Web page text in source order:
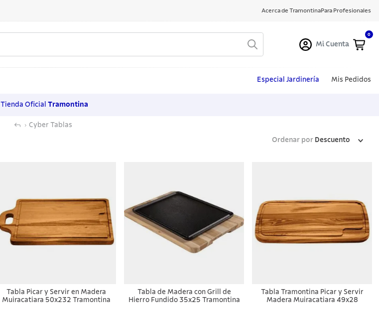
Acerca de TramontinaPara Profesionales
Mi Cuenta
0
Especial Jardinería Mis Pedidos
Tienda Oficial Tramontina
Cyber Tablas
Ordenar por Descuento
Tabla Picar y Servir en Madera
Muiracatiara 50x232 Tramontina
Tabla de Madera con Grill de
Hierro Fundido 35x25 Tramontina
Tabla Tramontina Picar y Servir
Madera Muiracatiara 49x28